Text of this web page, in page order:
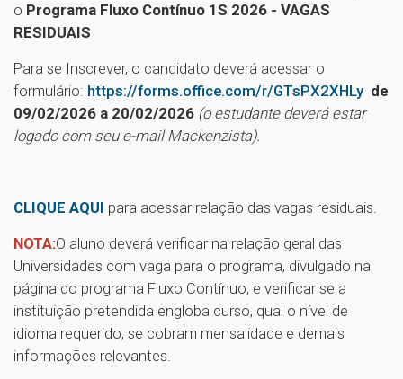
o Programa Fluxo Contínuo 1S 2026 - VAGAS
RESIDUAIS
Para se Inscrever, o candidato deverá acessar o
formulário: https://forms.office.com/r/GTsPX2XHLy de
09/02/2026 a 20/02/2026 (o estudante deverá estar
logado com seu e-mail Mackenzista).
CLIQUE AQUI para acessar relação das vagas residuais.
NOTA:O aluno deverá verificar na relação geral das
Universidades com vaga para o programa, divulgado na
página do programa Fluxo Contínuo, e verificar se a
instituição pretendida engloba curso, qual o nível de
idioma requerido, se cobram mensalidade e demais
informações relevantes.